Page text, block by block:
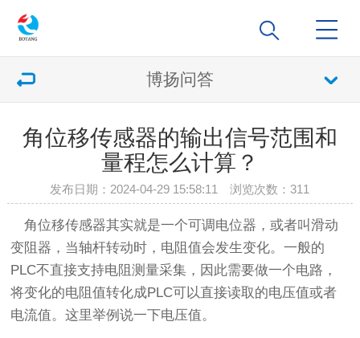
博扬问答
角位移传感器的输出信号范围和
量程怎么计算？
发布日期：2024-04-29 15:58:11 浏览次数：311
角位移传感器其实就是一个可调电位器，或者叫滑动
变阻器，当轴杆转动时，电阻值会发生变化。一般的
PLC不直接支持电阻测量采集，因此需要做一个电路，
将变化的电阻值转化成PLC可以直接读取的电压值或者
电流值。这里举例说一下电压值。